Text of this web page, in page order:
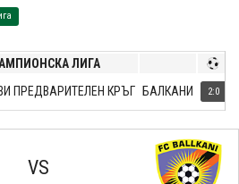
ЛИГА
ПРЕДВАРИТЕЛЕН КРЪГ
БАЛКАНИ 2:0
VS